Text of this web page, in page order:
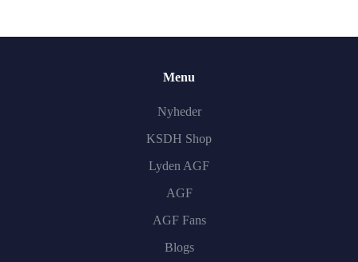
Menu
Nyheder
KSDH Shop
Lyden AGF
AGF
AGF Fans
Blogs